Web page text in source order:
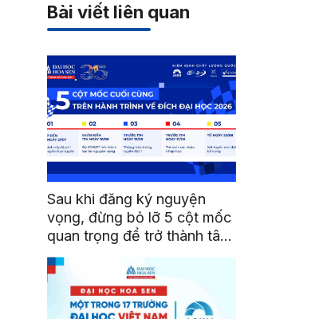
Bài viết liên quan
Sau khi đăng ký nguyện
vọng, đừng bỏ lỡ 5 cột mốc
quan trọng để trở thành tân
sinh viên HSU